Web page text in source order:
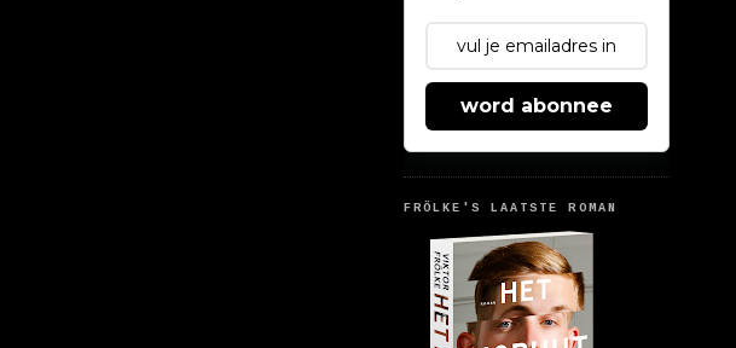
word abonnee
FRÖLKE'S LAATSTE ROMAN